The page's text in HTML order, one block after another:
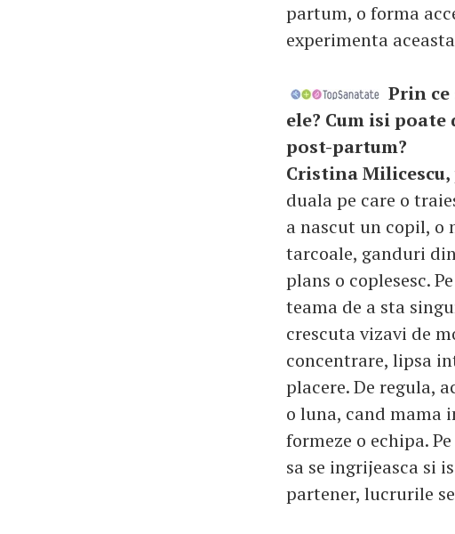
partum, o forma
experimenta
Prin
ele? Cum isi poate
post-partum?
Cristina
duala pe care o
a nascut un copil, o
tarcoale, ganduri
plans o coplesesc.
teama de a sta
crescuta vizavi de
concentrare, lipsa
placere. De regula,
o luna, cand mama
formeze o echipa.
sa se ingrijeasca si
partener, lucrurile